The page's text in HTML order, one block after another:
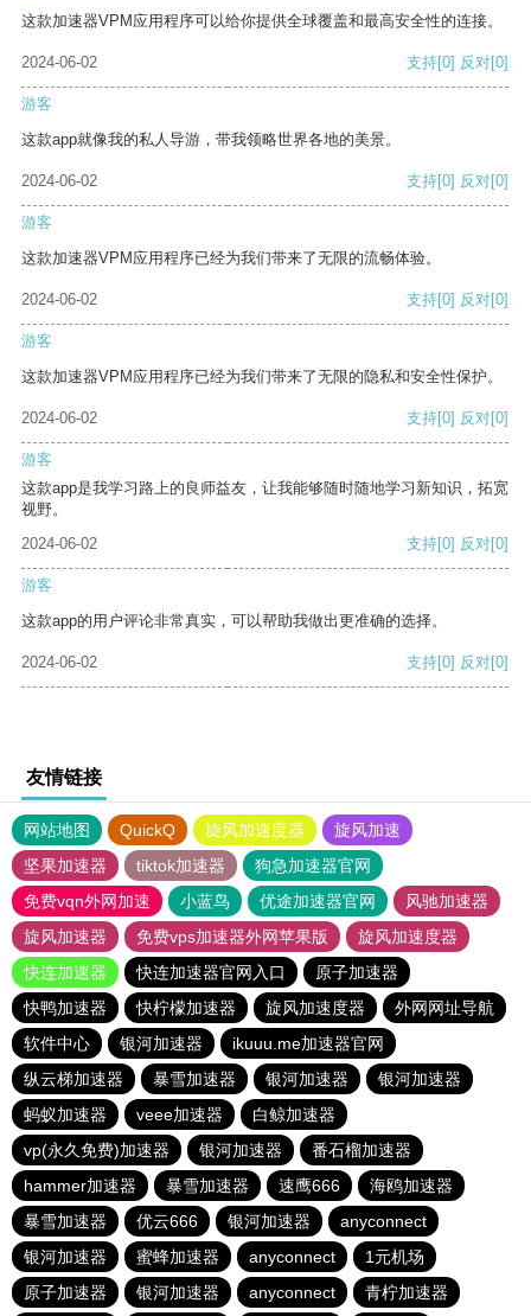
这款加速器VPM应用程序可以给你提供全球覆盖和最高安全性的连接。
2024-06-02 支持[0] 反对[0]
游客
这款app就像我的私人导游，带我领略世界各地的美景。
2024-06-02 支持[0] 反对[0]
游客
这款加速器VPM应用程序已经为我们带来了无限的流畅体验。
2024-06-02 支持[0] 反对[0]
游客
这款加速器VPM应用程序已经为我们带来了无限的隐私和安全性保护。
2024-06-02 支持[0] 反对[0]
游客
这款app是我学习路上的良师益友，让我能够随时随地学习新知识，拓宽
视野。
2024-06-02
支持[0] 反对[0]
游客
这款app的用户评论非常真实，可以帮助我做出更准确的选择。
2024-06-02 支持[0] 反对[0]
友情链接
网站地图 QuickQ 旋风加速度器
旋风加速
坚果加速器
tiktok加速器
狗急加速器官网
免费vqn外网加速
小蓝鸟 优途加速器官网
风驰加速器
旋风加速器
免费vps加速器外网苹果版
旋风加速度器
快连加速器
快连加速器官网入口
原子加速器
快鸭加速器
快柠檬加速器 旋风加速度器
外网网址导航
软件中心
银河加速器
ikuuu.me加速器官网
纵云梯加速器
暴雪加速器 银河加速器
银河加速器
蚂蚁加速器
veee加速器
白鲸加速器
vp(永久免费)加速器
银河加速器
番石榴加速器
hammer加速器
暴雪加速器 速鹰666
海鸥加速器
暴雪加速器
优云666 银河加速器
anyconnect
银河加速器
蜜蜂加速器 anyconnect
1元机场
原子加速器
银河加速器 anyconnect 青柠加速器